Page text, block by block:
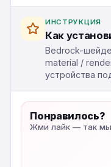
ИНСТРУКЦИЯ
Как
Bedrock-
material /
устройства
Понравилось?
Жми лайк — так мы